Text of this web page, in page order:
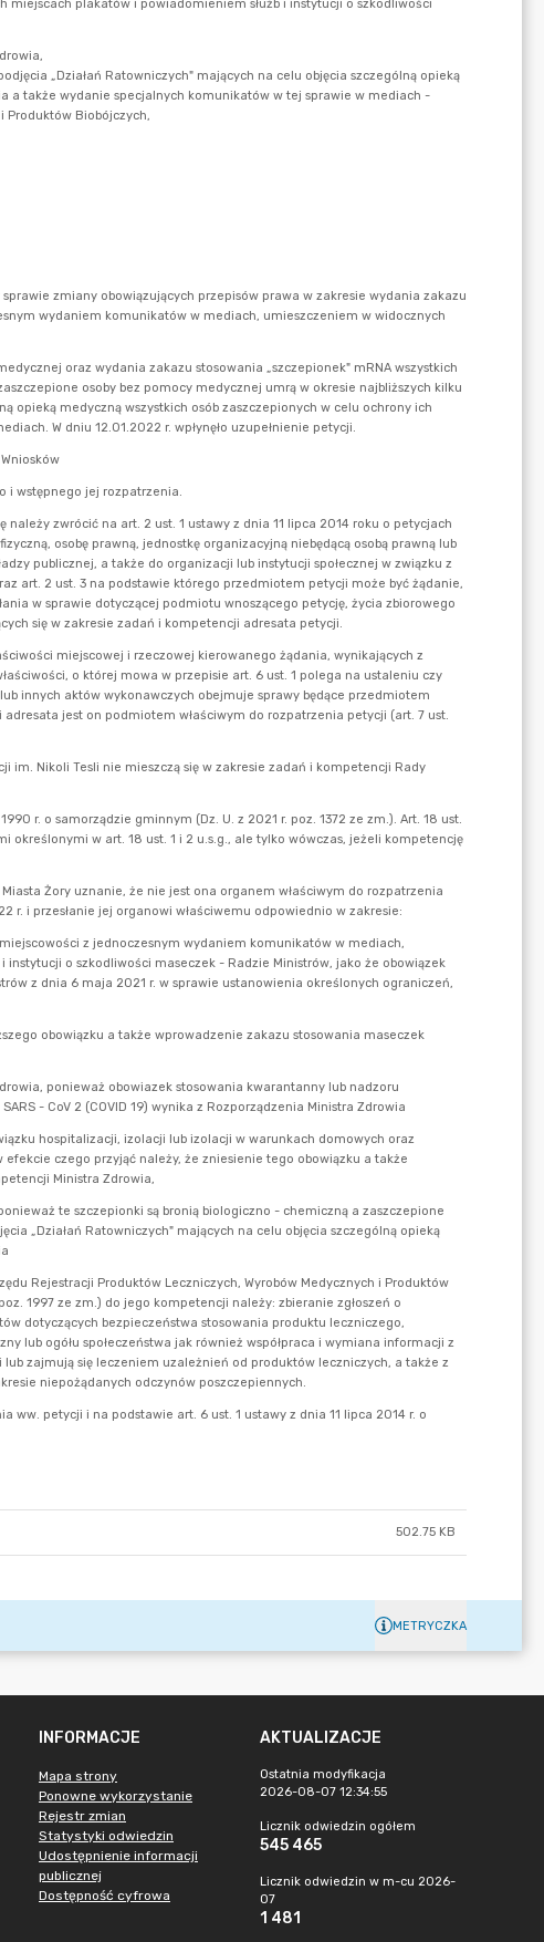
502.75 KB
METRYCZKA
INFORMACJE
Mapa strony
Ponowne wykorzystanie
Rejestr zmian
Statystyki odwiedzin
Udostępnienie informacji
publicznej
Dostępność cyfrowa
AKTUALIZACJE
Ostatnia modyfikacja
2026-08-07 12:34:55
Licznik odwiedzin ogółem
545 465
Licznik odwiedzin w m-cu 2026-
07
1 481